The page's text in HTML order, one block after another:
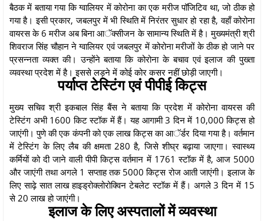
बैठक में बताया गया कि ग्वालियर में कोरोना का एक मरीज पॉजिटिव था, जो ठीक हो
गया है। इसी प्रकार, जबलपुर में भी स्थिति में निरंतर सुधार हो रहा है, वहाँ कोरोना
वायरस के 6 मरीज अब बिना आॅक्सीजन के सामान्य स्थिति में है। मुख्यमंत्री श्री
शिवराज सिंह चौहान ने ग्वालियर एवं जबलपुर में कोरोना मरीजों के ठीक हो जाने पर
प्रसन्नता व्यक्त की। उन्होंने बताया कि कोरोना के बचाव एवं इलाज की पुख्ता
व्यवस्था प्रदेश में है। इससे लड़ने में कोई कोर कसर नहीं छोड़ी जाएगी।
पर्याप्त टेस्टिंग एवं पीपीई किट्स
मुख्य सचिव श्री इकबाल सिंह बैंस ने बताया कि प्रदेश में कोरोना वायरस की
टेस्टिंग अभी 1600 किट स्टॉक में हैं। यह आगामी 3 दिन में 10,000 किट्स हो
जाएंगी। पुणे की एक कंपनी को एक लाख किट्स का आॅर्डर दिया गया है। वर्तमान
में टेस्टिंग के लिए लैब की क्षमता 280 है, जिसे शीघ्र बढ़ाया जाएगा। स्वास्थ्य
कर्मियों को दी जाने वाली पीपी किट्स वर्तमान में 1761 स्टॉक में है, आज 5000
और जाएंगी तथा अगले 1 सप्ताह तक 5000 किट्स रोज आती जाएंगी। इलाज के
लिए साढ़े सात लाख हाइड्रोक्लोरोक्विन टेबलेट स्टॉक में हैं। अगले 3 दिन में 15
से 20 लाख हो जाएंगी।
इलाज के लिए अस्पतालों में व्यवस्था